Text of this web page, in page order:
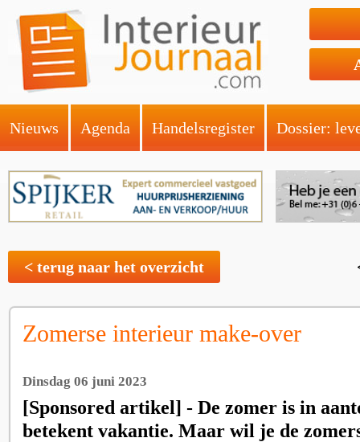
Nieuws Agenda Handelsregister Dossier:
< terug naar het overzicht
Zomerse interieur make-over
Dinsdag 06 juni 2023
[Sponsored artikel] - De zomer is in
betekent vakantie. Maar wil je de